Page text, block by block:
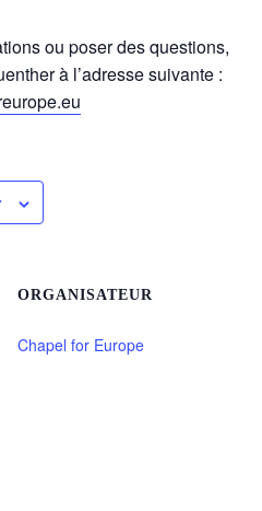
ou poser des questions,
à l’adresse suivante :
ORGANISATEUR
Chapel for Europe